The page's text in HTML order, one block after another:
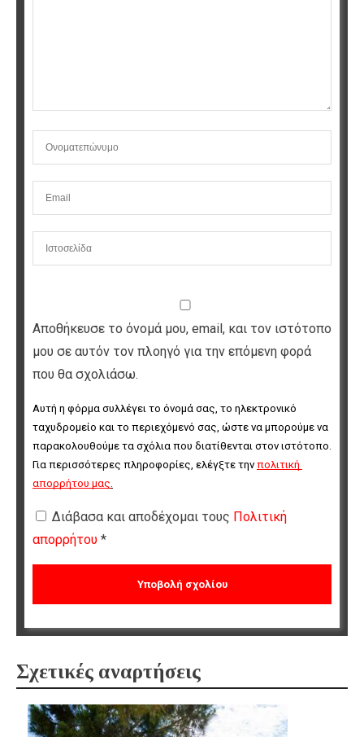
Αποθήκευσε το όνομά μου, email, και τον ιστότοπο
μου σε αυτόν τον πλοηγό για την επόμενη φορά
που θα σχολιάσω.
Αυτή η φόρμα συλλέγει το όνομά σας, το ηλεκτρονικό
ταχυδρομείο και το περιεχόμενό σας, ώστε να μπορούμε να
παρακολουθούμε τα σχόλια που διατίθενται στον ιστότοπο.
Για περισσότερες πληροφορίες, ελέγξτε την πολιτική
απορρήτου μας.
Διάβασα και αποδέχομαι τους Πολιτική
απορρήτου *
Σχετικές αναρτήσεις